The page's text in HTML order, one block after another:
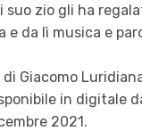
suo zio gli ha
e da lì musica e
Giacomo
in digitale
2021.